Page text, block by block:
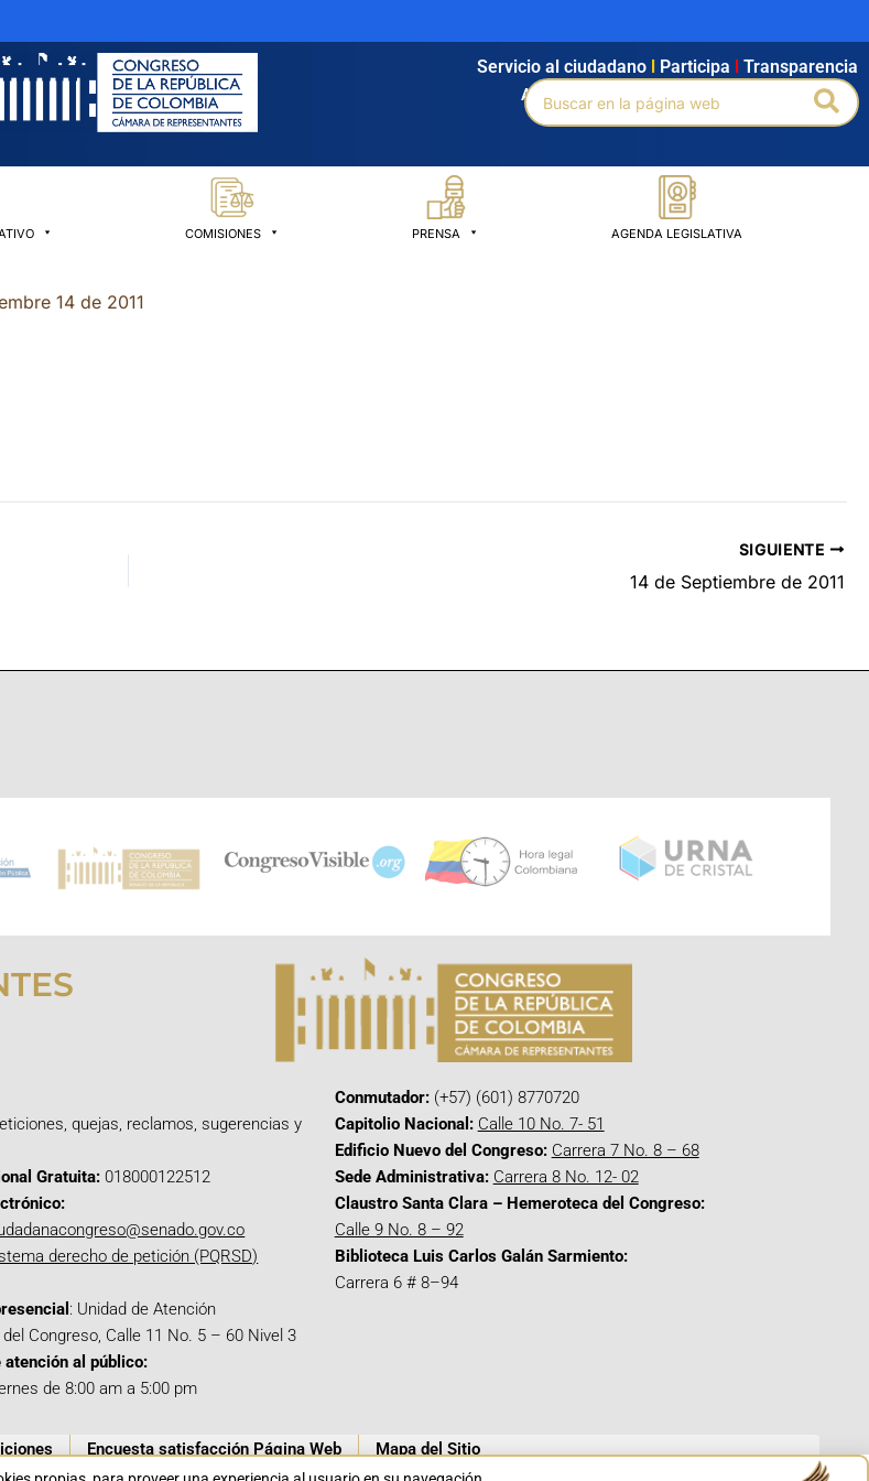
Agendamiento Intranet Búsqueda avanzada
Servicio al ciudadano Participa Transparencia
Buscar
por:
COMISIONES PRENSA AGENDA LEGISLATIVA
14 de 2011
SIGUIENTE
14 de Septiembre de 2011
quejas, reclamos, sugerencias y
Gratuita: 018000122512
derecho de petición (PQRSD)
: Unidad de Atención
del Congreso, Calle 11 No. 5 – 60 Nivel 3
atención al público:
de 8:00 am a 5:00 pm
Conmutador:(+57) (601) 8770720
Capitolio Nacional: Calle 10 No. 7- 51
Edificio Nuevo del Congreso: Carrera 7 No. 8 – 68
Sede Administrativa: Carrera 8 No. 12- 02
Claustro Santa Clara – Hemeroteca del Congreso:
Calle 9 No. 8 – 92
Biblioteca Luis Carlos Galán Sarmiento:
Carrera 6 # 8–94
Encuesta satisfacción Página Web Mapa del Sitio